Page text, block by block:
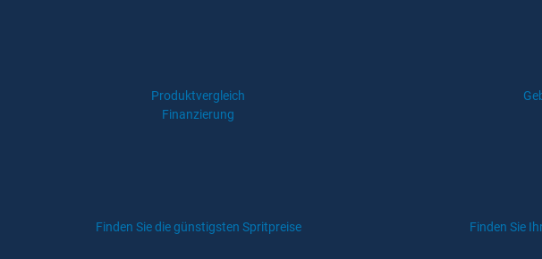
Produktvergleich
Finanzierung
Finden Sie die günstigsten Spritpreise Finden Sie